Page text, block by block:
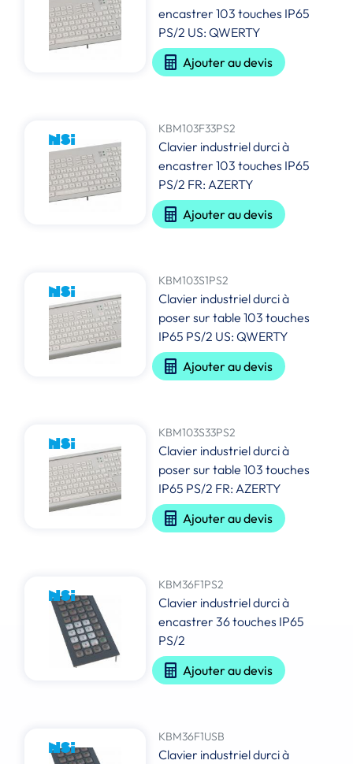
encastrer 103 touches IP65
PS/2 US: QWERTY
Ajouter au devis
KBM103F33PS2
Clavier industriel durci à
encastrer 103 touches IP65
PS/2 FR: AZERTY
Ajouter au devis
KBM103S1PS2
Clavier industriel durci à
poser sur table 103 touches
IP65 PS/2 US: QWERTY
Ajouter au devis
KBM103S33PS2
Clavier industriel durci à
poser sur table 103 touches
IP65 PS/2 FR: AZERTY
Ajouter au devis
KBM36F1PS2
Clavier industriel durci à
encastrer 36 touches IP65
PS/2
Ajouter au devis
KBM36F1USB
Clavier industriel durci à